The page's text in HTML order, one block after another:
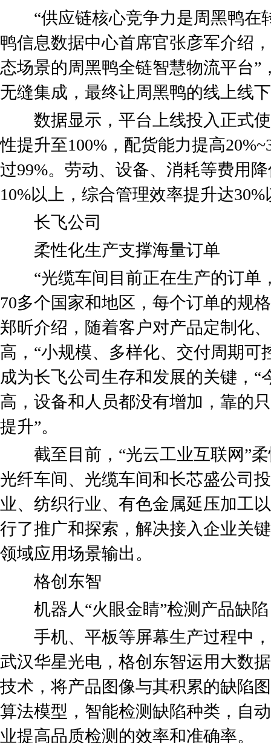
“供应链核心竞争力是周黑鸭在
鸭信息数据中心首席官张彦军介绍
态场景的周黑鸭全链智慧物流平台”
无缝集成，最终让周黑鸭的线上线
数据显示，平台上线投入正式使
性提升至100%，配货能力提高
过99%。劳动、设备、消耗等费用
10%以上，综合管理效率提升达30%
长飞公司
柔性化生产支撑海量订单
“光缆车间目前正在生产的订单
70多个国家和地区，每个订单的规
郑昕介绍，随着客户对产品定制化
高，“小规模、多样化、交付周期可
成为长飞公司生存和发展的关键，“
高，设备和人员都没有增加，靠的
提升”。
截至目前，“光云工业互联网”柔
光纤车间、光缆车间和长芯盛公司
业、纺织行业、有色金属延压加工
行了推广和探索，解决接入企业关
领域应用场景输出。
格创东智
机器人“火眼金睛”检测产品缺陷
手机、平板等屏幕生产过程中，
武汉华星光电，格创东智运用大数
技术，将产品图像与其积累的缺陷
算法模型，智能检测缺陷种类，自
业提高品质检测的效率和准确率。